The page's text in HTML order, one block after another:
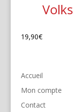
19,90€
Accueil
Mon compte
Contact